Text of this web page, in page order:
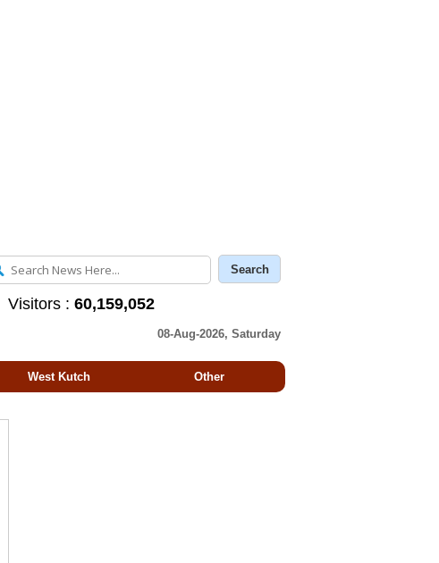
Visitors : 60,159,052
08-Aug-2026, Saturday
West Kutch Other